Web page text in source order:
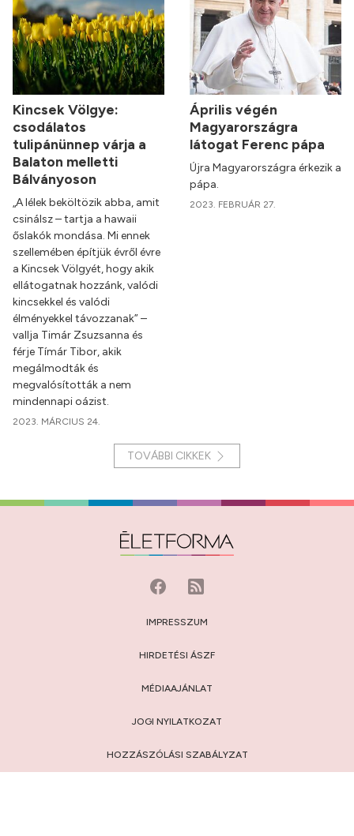
Kincsek Völgye:
csodálatos
tulipánünnep várja a
Balaton melletti
Bálványoson
„A lélek beköltözik abba, amit
csinálsz – tartja a hawaii
őslakók mondása. Mi ennek
szellemében építjük évről évre
a Kincsek Völgyét, hogy akik
ellátogatnak hozzánk, valódi
kincsekkel és valódi
élményekkel távozzanak” –
vallja Timár Zsuzsanna és
férje Tímár Tibor, akik
megálmodták és
megvalósították a nem
mindennapi oázist.
2023. MÁRCIUS 24.
Április végén
Magyarországra
látogat Ferenc pápa
Újra Magyarországra érkezik a
pápa.
2023. FEBRUÁR 27.
TOVÁBBI CIKKEK
IMPRESSZUM
HIRDETÉSI ÁSZF
MÉDIAAJÁNLAT
JOGI NYILATKOZAT
HOZZÁSZÓLÁSI SZABÁLYZAT